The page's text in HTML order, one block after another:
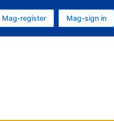
ngayon
ngayon
mo
Mag-register Mag-sign in